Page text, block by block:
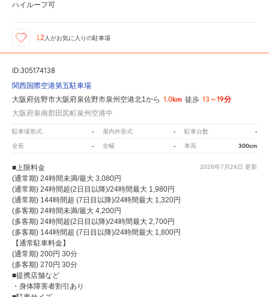
ハイルーフ可
12 人がお気に入りの駐車場
ID:305174138
関西国際空港第五駐車場
大阪府佐野市大阪府泉佐野市泉州空港北1から 1.0km 徒歩 13～19分
大阪府泉南郡田尻町泉州空港中
駐車場形式 - 屋内外形式 - 駐車台数 -
全長 - 全幅 - 車高 300cm
2026年7月24日 更新
■上限料金
(通常期) 24時間未満/最大 3,080円
(通常期) 24時間超(2日目以降)/24時間最大 1,980円
(通常期) 144時間超 (7日目以降)/24時間最大 1,320円
(多客期) 24時間未満/最大 4,200円
(多客期) 24時間超(2日目以降)/24時間最大 2,700円
(多客期) 144時間超 (7日目以降)/24時間最大 1,800円
【通常駐車料金】
(通常期) 200円 30分
(多客期) 270円 30分
■提携店舗など
・身体障害者割引あり